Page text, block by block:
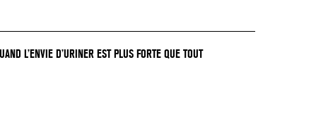
L’ENVIE D’URINER EST PLUS FORTE QUE TOUT